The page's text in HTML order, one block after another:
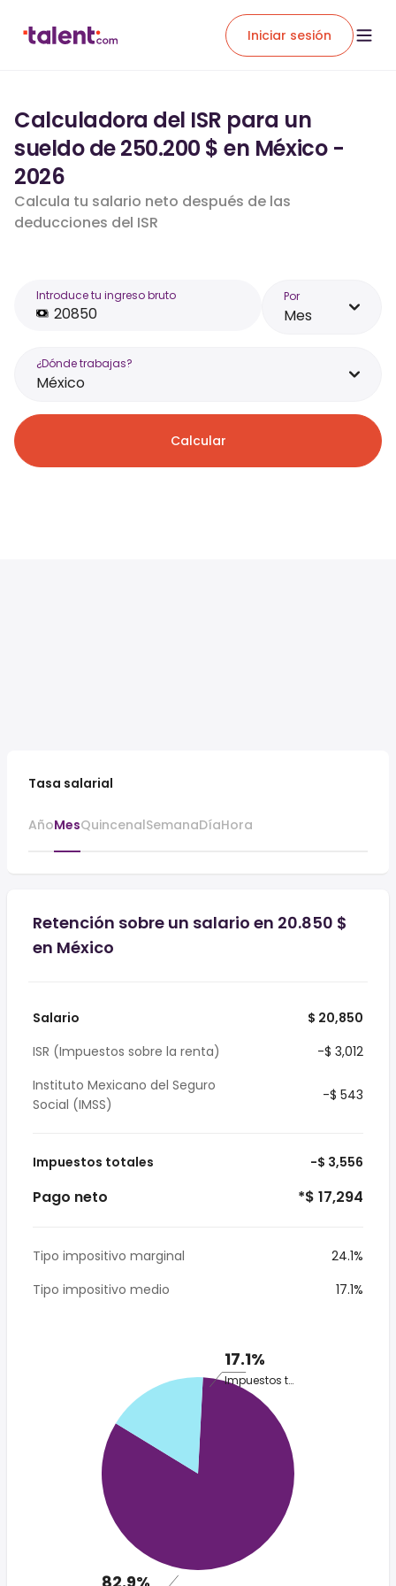
Iniciar sesión
Calculadora del ISR para un
sueldo de 250.200 $ en México -
2026
Calcula tu salario neto después de las
deducciones del ISR
Introduce tu ingreso bruto Por
Mes
¿Dónde trabajas?
México
Calcular
Tasa salarial
AñoMesQuincenalSemanaDíaHora
Retención sobre un salario en 20.850 $
en México
Salario
$ 20,850
ISR (Impuestos sobre la renta)
-$ 3,012
Instituto Mexicano del Seguro
Social (IMSS)
-$ 543
Impuestos totales -$ 3,556
Pago neto *$ 17,294
Tipo impositivo marginal
24.1%
Tipo impositivo medio
17.1%
17.1%
Impuestos totales